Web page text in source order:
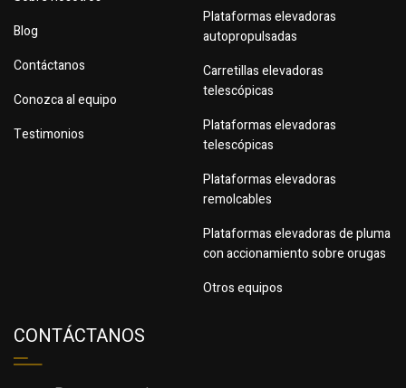
Blog
Contáctanos
Conozca al equipo
Testimonios
Plataformas elevadoras
autopropulsadas
Carretillas elevadoras
telescópicas
Plataformas elevadoras
telescópicas
Plataformas elevadoras
remolcables
Plataformas elevadoras de pluma
con accionamiento sobre orugas
Otros equipos
CONTÁCTANOS